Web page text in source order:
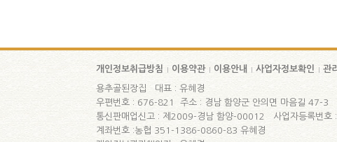
개인정보취급방침 이용약관 이용안내 사업자정보확인 관
용추골된장집 대표 : 유혜경
우편번호 : 676-821 주소 : 경남 함양군 안의면 마음길
통신판매업신고 : 제2009-경남 함양-00012 사업자등록번
계좌번호 :농협 351-1386-0860-83 유혜경